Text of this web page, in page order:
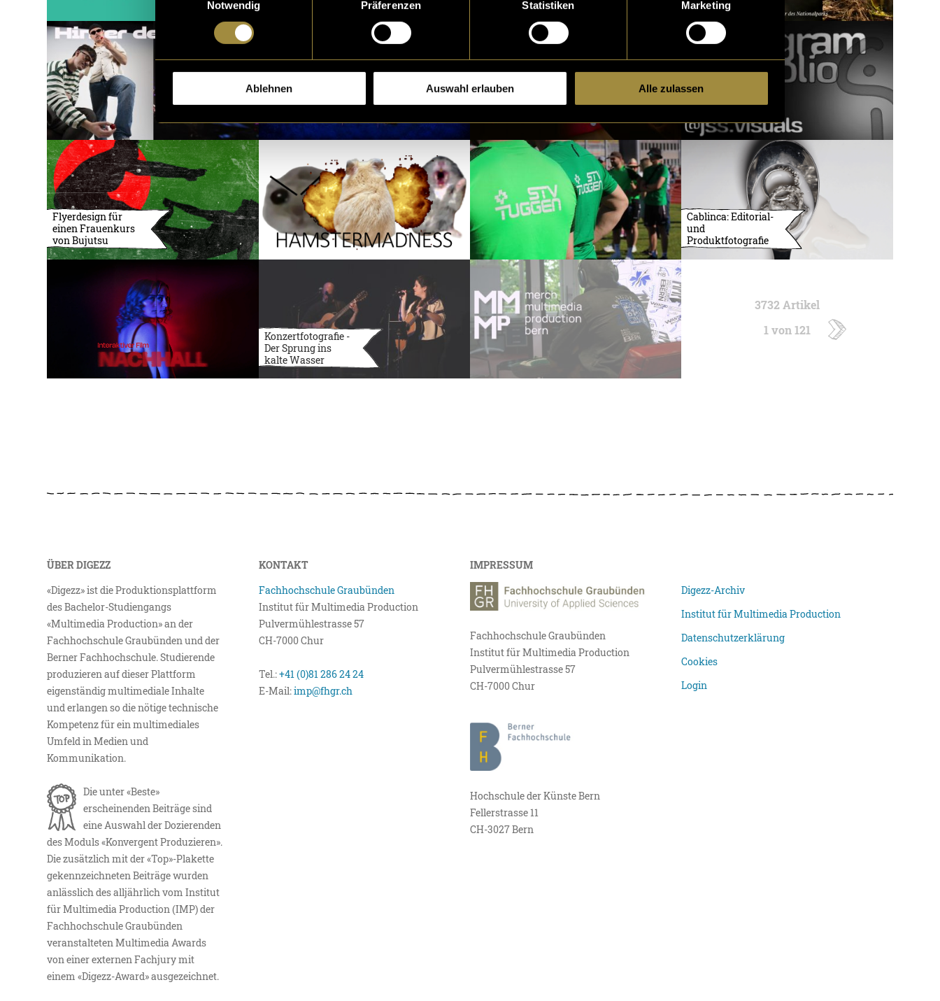
Notwendig
Präferenzen Statistiken Marketing
Ablehnen Auswahl erlauben Alle zulassen
Flyerdesign für
einen Frauenkurs
von Bujutsu
Cablinca: Editorial-
und
Produktfotografie
Konzertfotografie -
Der Sprung ins
kalte Wasser
3732 Artikel
1 von 121
ÜBER DIGEZZ
«Digezz» ist die Produktionsplattform
des Bachelor-Studiengangs
«Multimedia Production» an der
Fachhochschule Graubünden und der
Berner Fachhochschule. Studierende
produzieren auf dieser Plattform
eigenständig multimediale Inhalte
und erlangen so die nötige technische
Kompetenz für ein multimediales
Umfeld in Medien und
Kommunikation.
Die unter «Beste»
erscheinenden Beiträge sind
eine Auswahl der Dozierenden
des Moduls «Konvergent Produzieren».
Die zusätzlich mit der «Top»-Plakette
gekennzeichneten Beiträge wurden
anlässlich des alljährlich vom Institut
für Multimedia Production (IMP) der
Fachhochschule Graubünden
veranstalteten Multimedia Awards
von einer externen Fachjury mit
einem «Digezz-Award» ausgezeichnet.
KONTAKT
Fachhochschule Graubünden
Institut für Multimedia Production
Pulvermühlestrasse 57
CH-7000 Chur
Tel.:+41 (0)81 286 24 24
E-Mail:imp@fhgr.ch
IMPRESSUM
Fachhochschule Graubünden
Institut für Multimedia Production
Pulvermühlestrasse 57
CH-7000 Chur
Hochschule der Künste Bern
Fellerstrasse 11
CH-3027 Bern
Digezz-Archiv
Institut für Multimedia Production
Datenschutzerklärung
Cookies
Login